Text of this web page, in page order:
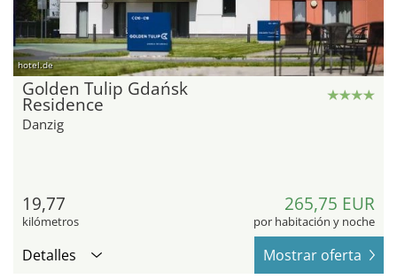
hotel.de
Golden Tulip Gdańsk
Residence
Danzig
19,77
kilómetros
265,75 EUR
por habitación y noche
Detalles Mostrar oferta